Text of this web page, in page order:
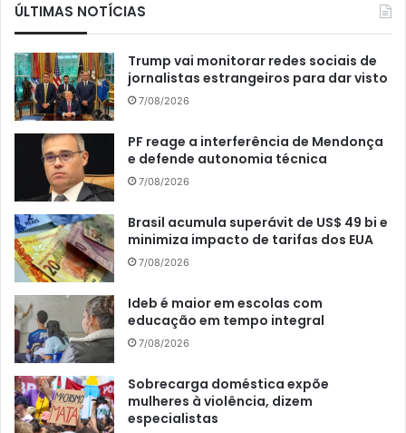
ÚLTIMAS NOTÍCIAS
Trump vai monitorar redes sociais de
jornalistas estrangeiros para dar visto
7/08/2026
PF reage a interferência de Mendonça
e defende autonomia técnica
7/08/2026
Brasil acumula superávit de US$ 49 bi e
minimiza impacto de tarifas dos EUA
7/08/2026
Ideb é maior em escolas com
educação em tempo integral
7/08/2026
Sobrecarga doméstica expõe
mulheres à violência, dizem
especialistas